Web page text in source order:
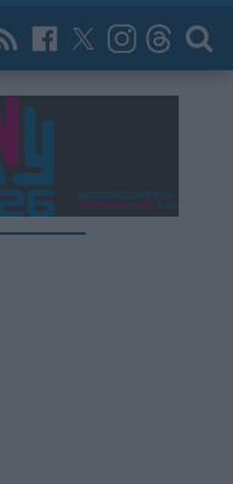
News Now Archív